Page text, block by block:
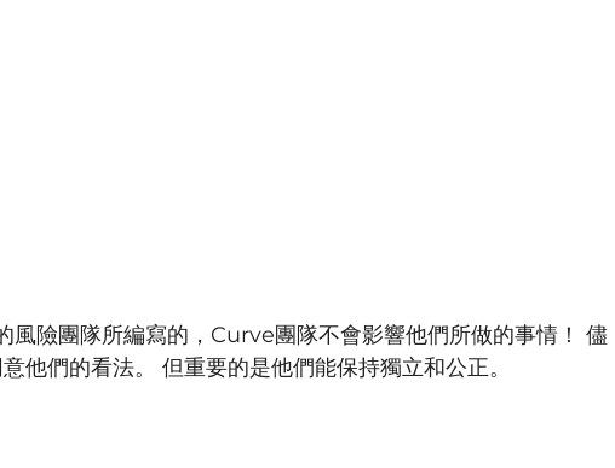
風險團隊所編寫的，Curve團隊不會影響他們所做的事情！ 儘
他們的看法。 但重要的是他們能保持獨立和公正。